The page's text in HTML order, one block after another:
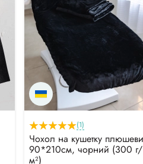
(1)
Чохол на кушетку
90*210см, чорний (300 г/
м²)